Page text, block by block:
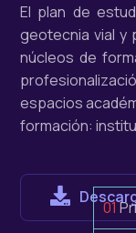
El plan de
geotecnia vial y
núcleos de
espacios
formación:
01